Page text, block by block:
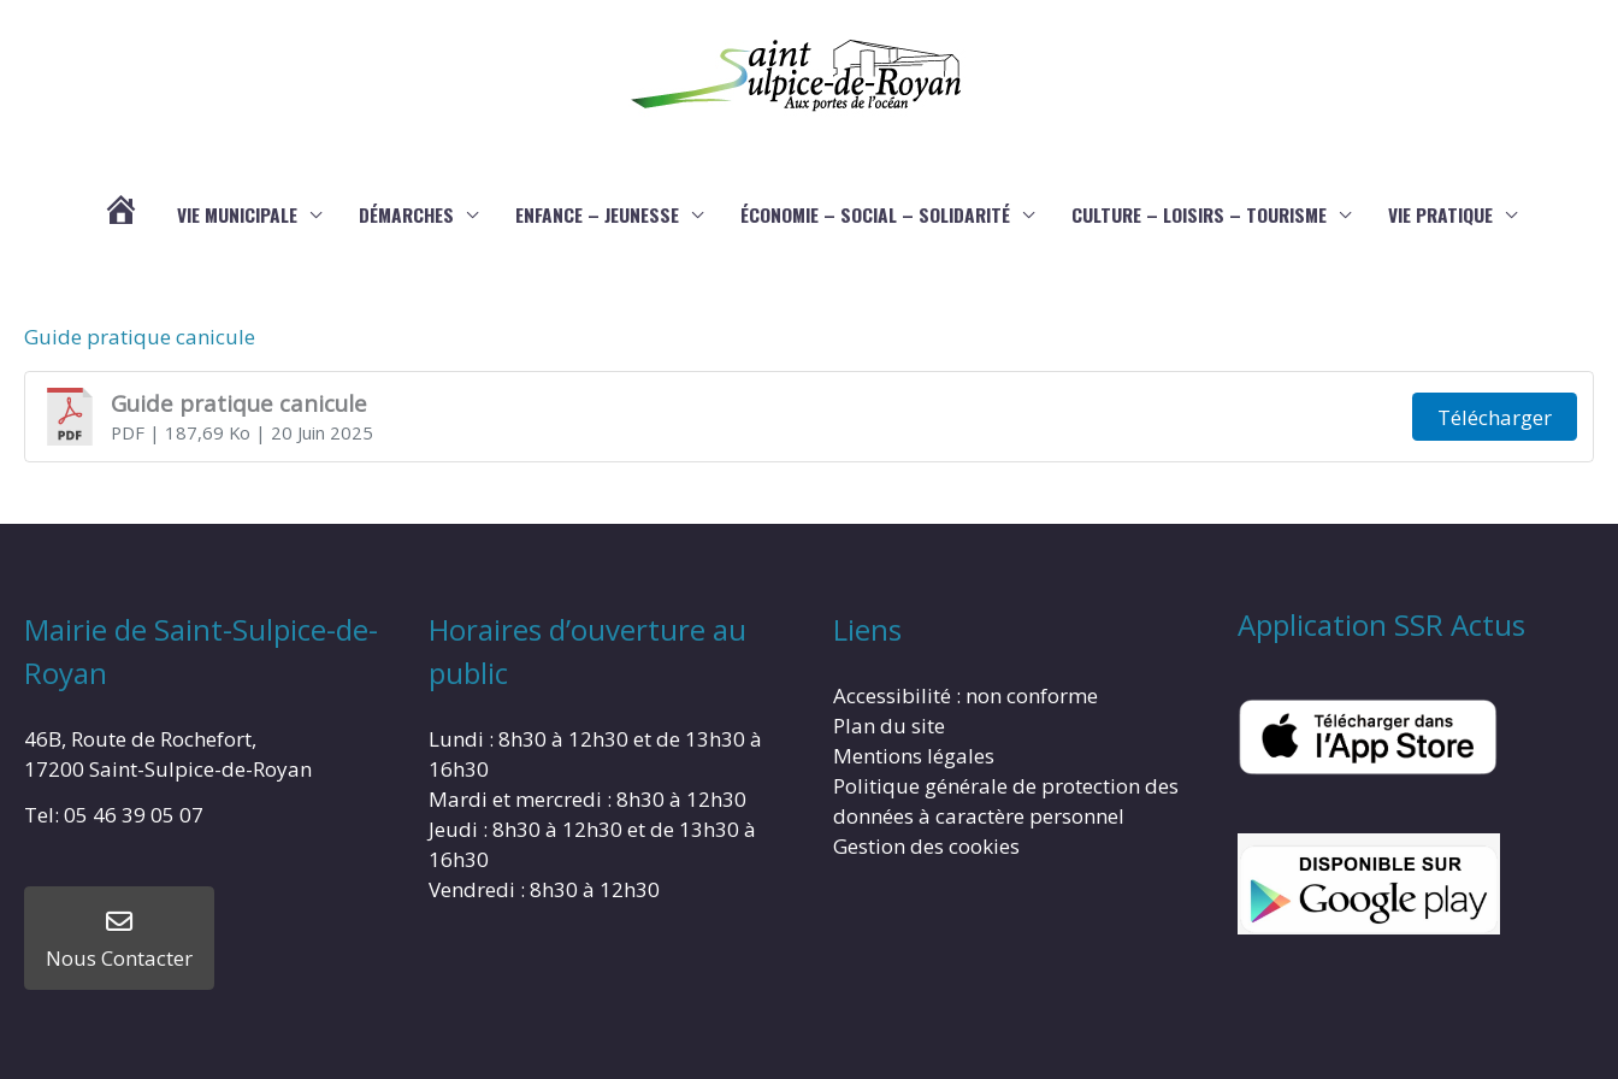
VIE MUNICIPALE DÉMARCHES ENFANCE – JEUNESSE ÉCONOMIE – SOCIAL – SOLIDARITÉ CULTURE – LOISIRS – TOURISME VIE PRATIQUE
Guide pratique canicule
Guide pratique canicule
PDF| 187,69 Ko | 20 Juin 2025
Télécharger
Mairie de Saint-Sulpice-de-
Royan
46B, Route de Rochefort,
17200 Saint-Sulpice-de-Royan
Tel: 05 46 39 05 07
Nous Contacter
Horaires d’ouverture au
public
Lundi : 8h30 à 12h30 et de 13h30 à
16h30
Mardi et mercredi : 8h30 à 12h30
Jeudi : 8h30 à 12h30 et de 13h30 à
16h30
Vendredi : 8h30 à 12h30
Liens
Accessibilité : non conforme
Plan du site
Mentions légales
Politique générale de protection des
données à caractère personnel
Gestion des cookies
Application SSR Actus